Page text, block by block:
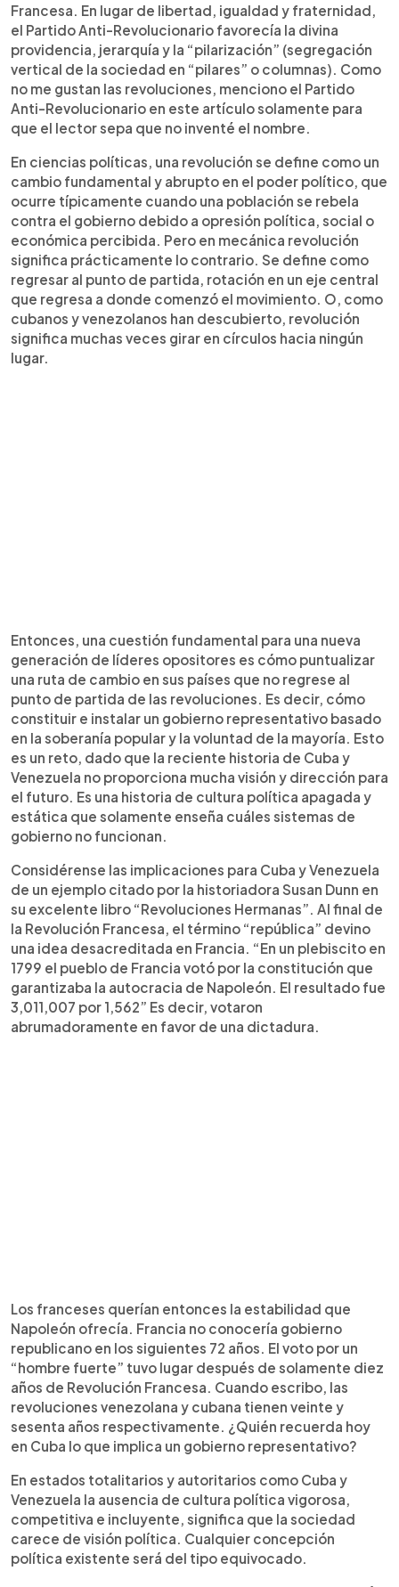
Francesa. En lugar de libertad, igualdad y fraternidad,
el Partido Anti-Revolucionario favorecía la divina
providencia, jerarquía y la “pilarización” (segregación
vertical de la sociedad en “pilares” o columnas). Como
no me gustan las revoluciones, menciono el Partido
Anti-Revolucionario en este artículo solamente para
que el lector sepa que no inventé el nombre.
En ciencias políticas, una revolución se define como un
cambio fundamental y abrupto en el poder político, que
ocurre típicamente cuando una población se rebela
contra el gobierno debido a opresión política, social o
económica percibida. Pero en mecánica revolución
significa prácticamente lo contrario. Se define como
regresar al punto de partida, rotación en un eje central
que regresa a donde comenzó el movimiento. O, como
cubanos y venezolanos han descubierto, revolución
significa muchas veces girar en círculos hacia ningún
lugar.
Entonces, una cuestión fundamental para una nueva
generación de líderes opositores es cómo puntualizar
una ruta de cambio en sus países que no regrese al
punto de partida de las revoluciones. Es decir, cómo
constituir e instalar un gobierno representativo basado
en la soberanía popular y la voluntad de la mayoría. Esto
es un reto, dado que la reciente historia de Cuba y
Venezuela no proporciona mucha visión y dirección para
el futuro. Es una historia de cultura política apagada y
estática que solamente enseña cuáles sistemas de
gobierno no funcionan.
Considérense las implicaciones para Cuba y Venezuela
de un ejemplo citado por la historiadora Susan Dunn en
su excelente libro “Revoluciones Hermanas”. Al final de
la Revolución Francesa, el término “república” devino
una idea desacreditada en Francia. “En un plebiscito en
1799 el pueblo de Francia votó por la constitución que
garantizaba la autocracia de Napoleón. El resultado fue
3,011,007 por 1,562” Es decir, votaron
abrumadoramente en favor de una dictadura.
Los franceses querían entonces la estabilidad que
Napoleón ofrecía. Francia no conocería gobierno
republicano en los siguientes 72 años. El voto por un
“hombre fuerte” tuvo lugar después de solamente diez
años de Revolución Francesa. Cuando escribo, las
revoluciones venezolana y cubana tienen veinte y
sesenta años respectivamente. ¿Quién recuerda hoy
en Cuba lo que implica un gobierno representativo?
En estados totalitarios y autoritarios como Cuba y
Venezuela la ausencia de cultura política vigorosa,
competitiva e incluyente, significa que la sociedad
carece de visión política. Cualquier concepción
política existente será del tipo equivocado.